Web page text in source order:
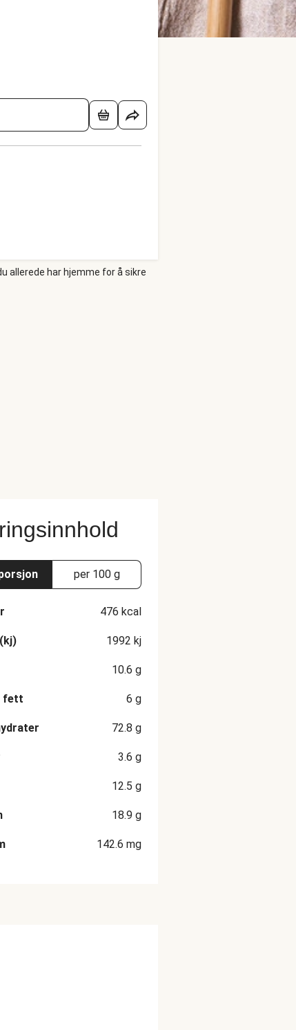
allerede har hjemme for å sikre
per 100 g
476 kcal
1992 kj
10.6 g
fett 6 g
72.8 g
3.6 g
12.5 g
18.9 g
142.6 mg